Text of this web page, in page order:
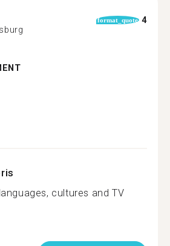
format_quote 4
cultures and TV